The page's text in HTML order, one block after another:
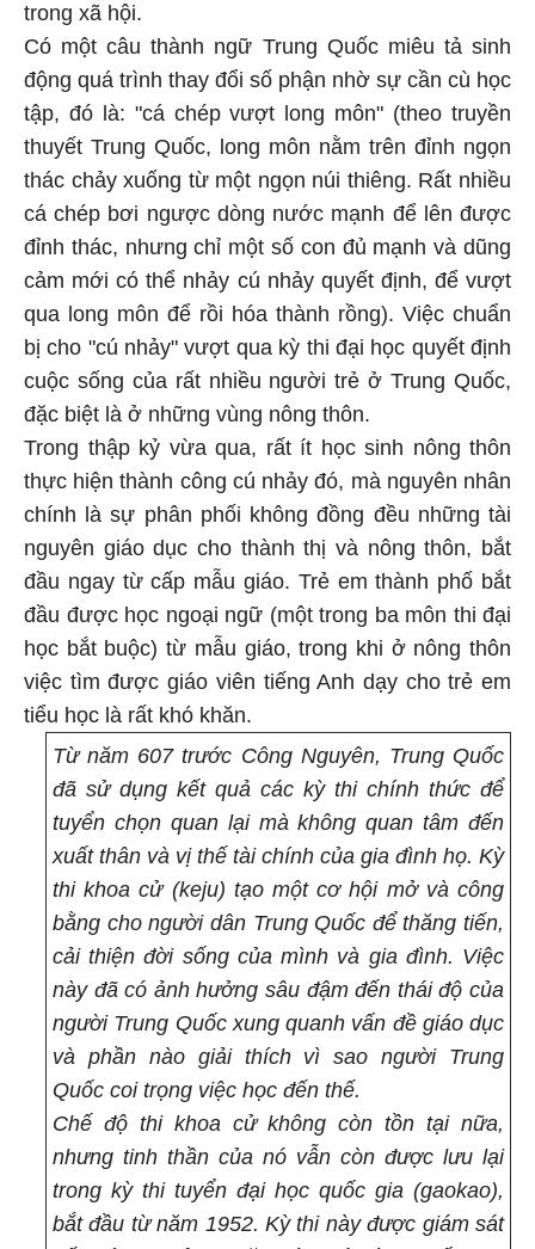
trong xã hội.
Có một câu thành ngữ Trung Quốc miêu tả sinh
động quá trình thay đổi số phận nhờ sự cần cù học
tập, đó là: "cá chép vượt long môn" (theo truyền
thuyết Trung Quốc, long môn nằm trên đỉnh ngọn
thác chảy xuống từ một ngọn núi thiêng. Rất nhiều
cá chép bơi ngược dòng nước mạnh để lên được
đỉnh thác, nhưng chỉ một số con đủ mạnh và dũng
cảm mới có thể nhảy cú nhảy quyết định, để vượt
qua long môn để rồi hóa thành rồng). Việc chuẩn
bị cho "cú nhảy" vượt qua kỳ thi đại học quyết định
cuộc sống của rất nhiều người trẻ ở Trung Quốc,
đặc biệt là ở những vùng nông thôn.
Trong thập kỷ vừa qua, rất ít học sinh nông thôn
thực hiện thành công cú nhảy đó, mà nguyên nhân
chính là sự phân phối không đồng đều những tài
nguyên giáo dục cho thành thị và nông thôn, bắt
đầu ngay từ cấp mẫu giáo. Trẻ em thành phố bắt
đầu được học ngoại ngữ (một trong ba môn thi đại
học bắt buộc) từ mẫu giáo, trong khi ở nông thôn
việc tìm được giáo viên tiếng Anh dạy cho trẻ em
tiểu học là rất khó khăn.
Từ năm 607 trước Công Nguyên, Trung Quốc
đã sử dụng kết quả các kỳ thi chính thức để
tuyển chọn quan lại mà không quan tâm đến
xuất thân và vị thế tài chính của gia đình họ. Kỳ
thi khoa cử (keju) tạo một cơ hội mở và công
bằng cho người dân Trung Quốc để thăng tiến,
cải thiện đời sống của mình và gia đình. Việc
này đã có ảnh hưởng sâu đậm đến thái độ của
người Trung Quốc xung quanh vấn đề giáo dục
và phần nào giải thích vì sao người Trung
Quốc coi trọng việc học đến thế.
Chế độ thi khoa cử không còn tồn tại nữa,
nhưng tinh thần của nó vẫn còn được lưu lại
trong kỳ thi tuyển đại học quốc gia (gaokao),
bắt đầu từ năm 1952. Kỳ thi này được giám sát